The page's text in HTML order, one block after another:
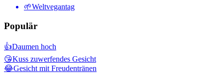
🌱Weltvegantag
Populär
👍Daumen hoch
😘Kuss zuwerfendes Gesicht
😂Gesicht mit Freudentränen